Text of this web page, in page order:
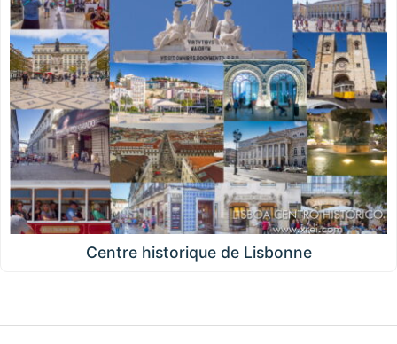
Centre historique de Lisbonne